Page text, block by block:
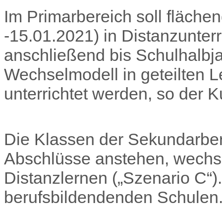
Im Primarbereich soll
-15.01.2021) in
anschließend bis
Wechselmodell in geteilten
unterrichtet werden, so der
Die Klassen der
Abschlüsse anstehen,
Distanzlernen („Szenario
berufsbildendenden